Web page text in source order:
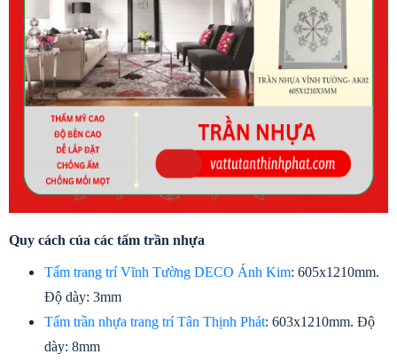
Quy cách của các tấm trần nhựa
Tấm trang trí Vĩnh Tường DECO Ánh Kim: 605x1210mm.
Độ dày: 3mm
Tấm trần nhựa trang trí Tân Thịnh Phát: 603x1210mm. Độ
dày: 8mm